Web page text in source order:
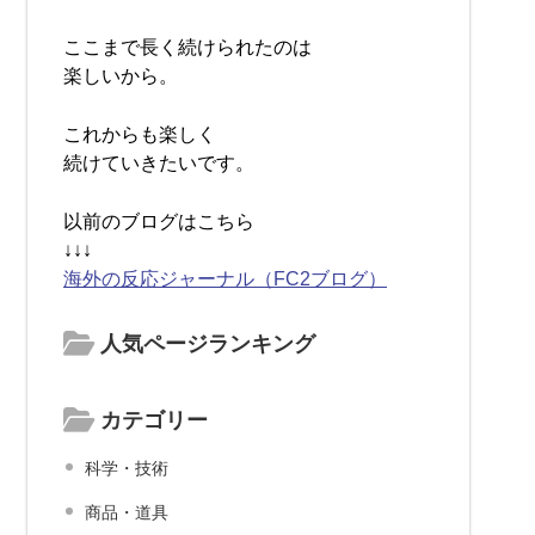
ここまで長く続けられたのは
楽しいから。
これからも楽しく
続けていきたいです。
以前のブログはこちら
↓↓↓
海外の反応ジャーナル（FC2ブログ）
人気ページランキング
カテゴリー
科学・技術
商品・道具